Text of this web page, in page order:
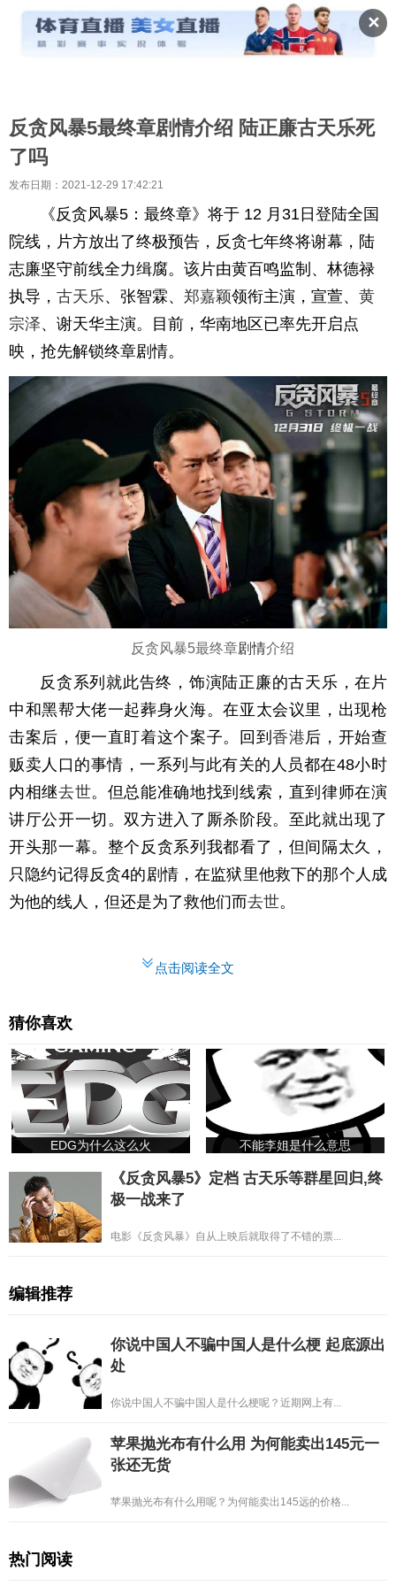
✕
反贪风暴5最终章剧情介绍 陆正廉古天乐死
了吗
发布日期：2021-12-29 17:42:21
《反贪风暴5：最终章》将于 12 月31日登陆全国
院线，片方放出了终极预告，反贪七年终将谢幕，陆
志廉坚守前线全力缉腐。该片由黄百鸣监制、林德禄
执导， 古天乐、张智霖、 郑嘉颖领衔主演，宣萱、 黄
宗泽、谢天华主演。目前，华南地区已率先开启点
映，抢先解锁终章剧情。
反贪风暴5最终章剧情介绍
反贪系列就此告终，饰演陆正廉的古天乐，在片
中和黑帮大佬一起葬身火海。在亚太会议里，出现枪
击案后，便一直盯着这个案子。回到香港后，开始查
贩卖人口的事情，一系列与此有关的人员都在48小时
内相继去世。但总能准确地找到线索，直到律师在演
讲厅公开一切。双方进入了厮杀阶段。至此就出现了
开头那一幕。整个反贪系列我都看了，但间隔太久，
只隐约记得反贪4的剧情，在监狱里他救下的那个人成
为他的线人，但还是为了救他们而去世。
点击阅读全文
猜你喜欢
EDG为什么这么火 不能李姐是什么意思
《反贪风暴5》定档 古天乐等群星回归,终
极一战来了
电影《反贪风暴》自从上映后就取得了不错的票...
编辑推荐
你说中国人不骗中国人是什么梗 起底源出
处
你说中国人不骗中国人是什么梗呢？近期网上有...
苹果抛光布有什么用 为何能卖出145元一
张还无货
苹果抛光布有什么用呢？为何能卖出145远的价格...
热门阅读